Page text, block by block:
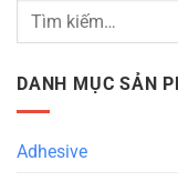
Tìm
DANH MỤC SẢN
Adhesive